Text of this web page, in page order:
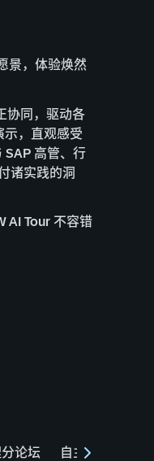
景，体验焕然
协同，驱动各
示，直观感受
SAP 高管、行
诸实践的洞
AI Tour 不容错
论坛 自主型客户体